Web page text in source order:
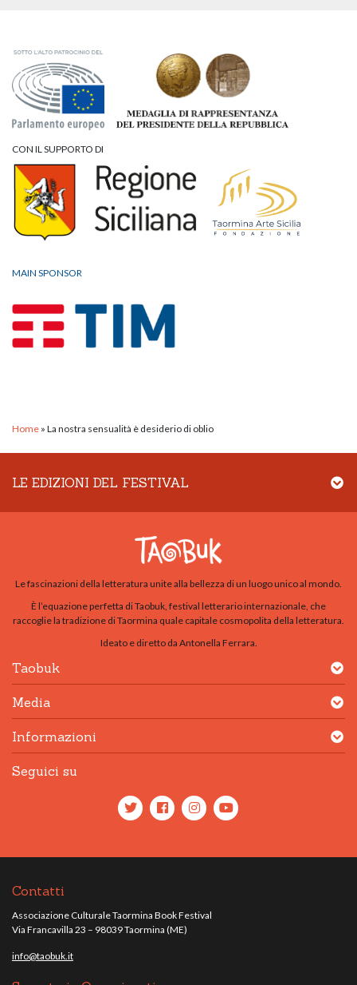
CON IL SUPPORTO DI
MAIN SPONSOR
Home » La nostra sensualità è desiderio di oblio
LE EDIZIONI DEL FESTIVAL
Le fascinazioni della letteratura unite alla bellezza di un luogo unico al mondo.
È l’equazione perfetta di Taobuk, festival letterario internazionale, che
raccoglie la tradizione di Taormina quale capitale cosmopolita della letteratura.
Ideato e diretto da Antonella Ferrara.
Taobuk
Media
Informazioni
Seguici su
Contatti
Associazione Culturale Taormina Book Festival
Via Francavilla 23 – 98039 Taormina (ME)
info@taobuk.it